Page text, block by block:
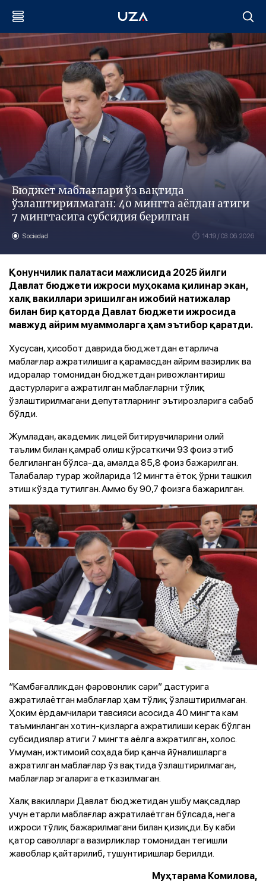
Бюджет маблағлари ўз вақтида
ўзлаштирилмаган: 40 мингта аёлдан атиги
7 мингтасига субсидия берилган
Sociedad 14:19 / 03.06.2026
Қонунчилик палатаси мажлисида 2025 йилги
Давлат бюджети ижроси муҳокама қилинар экан,
халқ вакиллари эришилган ижобий натижалар
билан бир қаторда Давлат бюджети ижросида
мавжуд айрим муаммоларга ҳам эътибор қаратди.
Хусусан, ҳисобот даврида бюджетдан етарлича
маблағлар ажратилишига қарамасдан айрим вазирлик ва
идоралар томонидан бюджетдан ривожлантириш
дастурларига ажратилган маблағларни тўлиқ
ўзлаштирилмагани депутатларнинг эътирозларига сабаб
бўлди.
Жумладан, академик лицей битирувчиларини олий
таълим билан қамраб олиш кўрсаткичи 93 фоиз этиб
белгиланган бўлса-да, амалда 85,8 фоиз бажарилган.
Талабалар турар жойларида 12 мингта ётоқ ўрни ташкил
этиш кўзда тутилган. Аммо бу 90,7 фоизга бажарилган.
“Камбағалликдан фаровонлик сари” дастурига
ажратилаётган маблағлар ҳам тўлиқ ўзлаштирилмаган.
Ҳоким ёрдамчилари тавсияси асосида 40 мингта кам
таъминланган хотин-қизларга ажратилиши керак бўлган
субсидиялар атиги 7 мингта аёлга ажратилган, холос.
Умуман, ижтимоий соҳада бир қанча йўналишларга
ажратилган маблағлар ўз вақтида ўзлаштирилмаган,
маблағлар эгаларига етказилмаган.
Халқ вакиллари Давлат бюджетидан ушбу мақсадлар
учун етарли маблағлар ажратилаётган бўлсада, нега
ижроси тўлиқ бажарилмагани билан қизиқди. Бу каби
қатор саволларга вазирликлар томонидан тегишли
жавоблар қайтарилиб, тушунтиришлар берилди.
Муҳтарама Комилова,